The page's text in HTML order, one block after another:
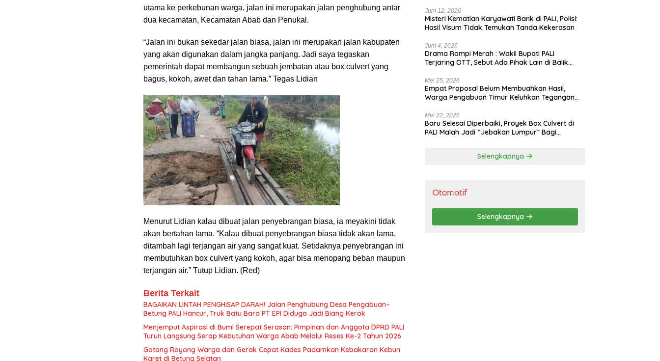
utama ke perkebunan warga, jalan ini merupakan jalan penghubung antar
dua kecamatan, Kecamatan Abab dan Penukal.
“Jalan ini bukan sekedar jalan biasa, jalan ini merupakan jalan kabupaten
yang akan digunakan dalam jangka panjang. Jadi saya tegaskan
pemerintah dapat membangun sebuah jembatan atau box culvert yang
bagus, kokoh, awet dan tahan lama.” Tegas Lidian
Menurut Lidian kalau dibuat jalan penyebrangan biasa, ia meyakini tidak
akan bertahan lama. “Kalau dibuat penyebrangan biasa tidak akan lama,
ditambah lagi terjangan air yang sangat kuat. Setidaknya penyebrangan ini
membutuhkan box culvert yang kokoh, agar bisa menopang beban maupun
terjangan air.” Tutup Lidian. (Red)
Berita Terkait
BAGAIKAN LINTAH PENGHISAP DARAH! Jalan Penghubung Desa Pengabuan–
Betung PALI Hancur, Truk Batu Bara PT EPI Diduga Jadi Biang Kerok
Menjemput Aspirasi di Bumi Serepat Serasan: Pimpinan dan Anggota DPRD PALI
Turun Langsung Serap Kebutuhan Warga Abab Melalui Reses Ke-2 Tahun 2026
Gotong Royong Warga dan Gerak Cepat Kades Padamkan Kebakaran Kebun
Karet di Betung Selatan
Juni 12, 2026
Misteri Kematian Karyawati Bank di PALI, Polisi:
Hasil Visum Tidak Temukan Tanda Kekerasan
Juni 4, 2026
Drama Rompi Merah : Wakil Bupati PALI
Terjaring OTT, Sebut Ada Pihak Lain di Balik
Mei 25, 2026
Empat Proposal Belum Membuahkan Hasil,
Warga Pengabuan Timur Keluhkan Tegangan
Mei 22, 2026
Baru Selesai Diperbaiki, Proyek Box Culvert di
PALI Malah Jadi “Jebakan Lumpur” Bagi
Selengkapnya
Otomotif
Selengkapnya